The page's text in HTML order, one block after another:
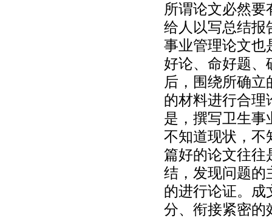
所谓论文必然要
给人以写总结报
事业管理论文也
好论、命好题、
后，围绕所确
的材料进行合理
是，撰写卫生事
不知道现状，不
篇好的论文往往
结，发现问题的
的进行论证。成
分、衔接紧密的